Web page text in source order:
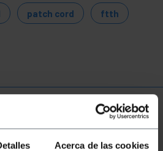
Acerca de las cookies
patch cord ftth